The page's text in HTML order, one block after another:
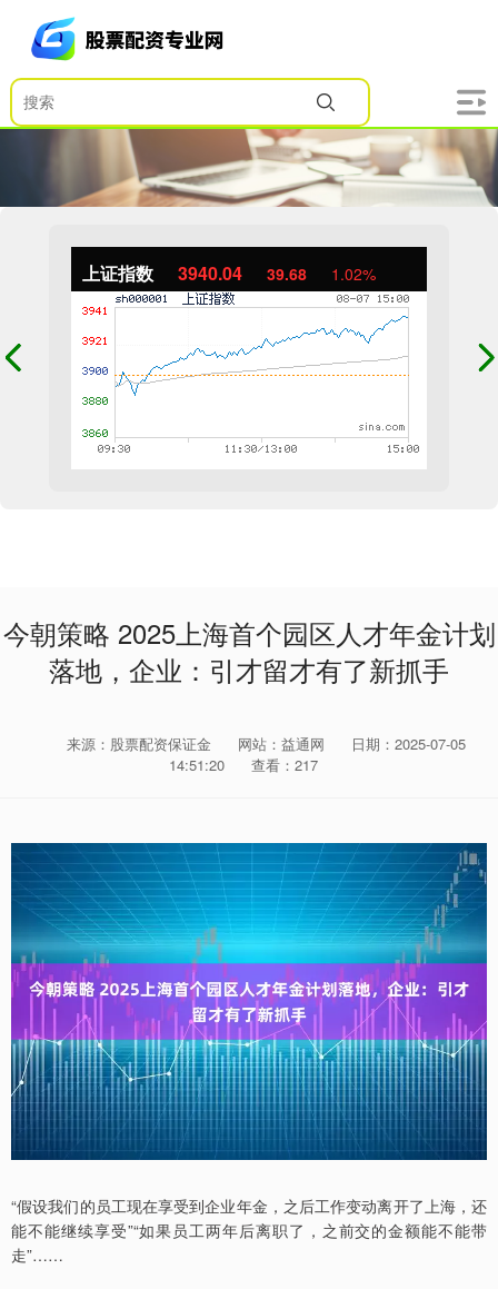
上证指数 3940.04 39.68 1.02%
今朝策略 2025上海首个园区人才年金计划
落地，企业：引才留才有了新抓手
来源：股票配资保证金 网站：益通网
日期：2025-07-05
14:51:20
查看：217
“假设我们的员工现在享受到企业年金，之后工作变动离开了上海，还
能不能继续享受”“如果员工两年后离职了，之前交的金额能不能带
走”……